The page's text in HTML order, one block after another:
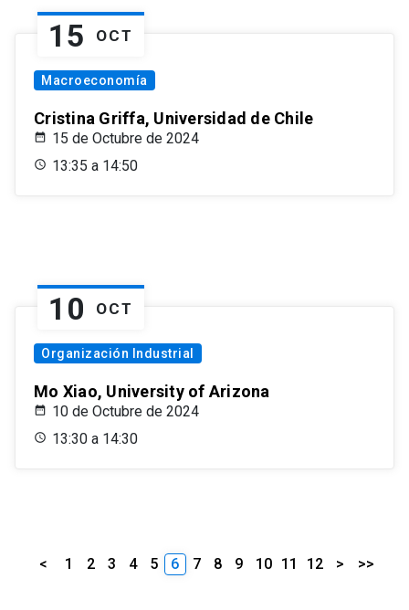
15 OCT
Macroeconomía
Cristina Griffa, Universidad de Chile
15 de Octubre de 2024
13:35 a 14:50
10 OCT
Organización Industrial
Mo Xiao, University of Arizona
10 de Octubre de 2024
13:30 a 14:30
< 1 2 3 4 5 6 7 8 9 10 11 12 > >>